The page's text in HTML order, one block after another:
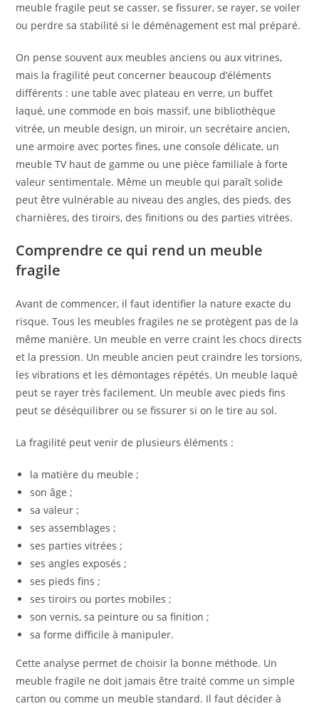
meuble fragile peut se casser, se fissurer, se rayer, se voiler
ou perdre sa stabilité si le déménagement est mal préparé.
On pense souvent aux meubles anciens ou aux vitrines,
mais la fragilité peut concerner beaucoup d’éléments
différents : une table avec plateau en verre, un buffet
laqué, une commode en bois massif, une bibliothèque
vitrée, un meuble design, un miroir, un secrétaire ancien,
une armoire avec portes fines, une console délicate, un
meuble TV haut de gamme ou une pièce familiale à forte
valeur sentimentale. Même un meuble qui paraît solide
peut être vulnérable au niveau des angles, des pieds, des
charnières, des tiroirs, des finitions ou des parties vitrées.
Comprendre ce qui rend un meuble
fragile
Avant de commencer, il faut identifier la nature exacte du
risque. Tous les meubles fragiles ne se protègent pas de la
même manière. Un meuble en verre craint les chocs directs
et la pression. Un meuble ancien peut craindre les torsions,
les vibrations et les démontages répétés. Un meuble laqué
peut se rayer très facilement. Un meuble avec pieds fins
peut se déséquilibrer ou se fissurer si on le tire au sol.
La fragilité peut venir de plusieurs éléments :
la matière du meuble ;
son âge ;
sa valeur ;
ses assemblages ;
ses parties vitrées ;
ses angles exposés ;
ses pieds fins ;
ses tiroirs ou portes mobiles ;
son vernis, sa peinture ou sa finition ;
sa forme difficile à manipuler.
Cette analyse permet de choisir la bonne méthode. Un
meuble fragile ne doit jamais être traité comme un simple
carton ou comme un meuble standard. Il faut décider à